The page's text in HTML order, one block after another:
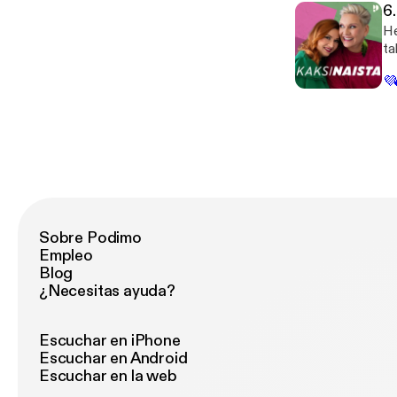
💜
Sobre Podimo
Empleo
Blog
¿Necesitas ayuda?
Escuchar en iPhone
Escuchar en Android
Escuchar en la web